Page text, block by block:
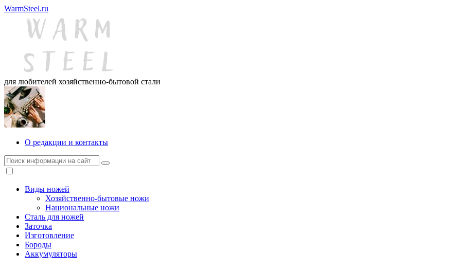
WarmSteel.ru
для любителей хозяйственно-бытовой стали
О редакции и контакты
Виды ножей
Хозяйственно-бытовые ножи
Национальные ножи
Сталь для ножей
Заточка
Изготовление
Бороды
Аккумуляторы